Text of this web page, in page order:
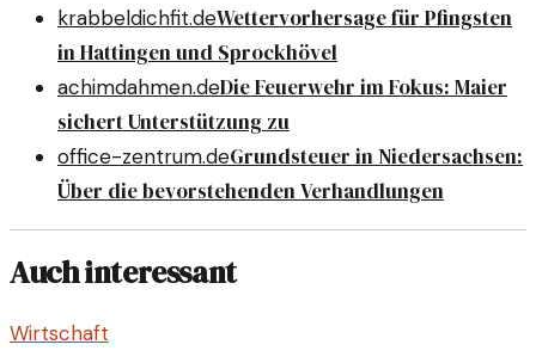
krabbeldichfit.deWettervorhersage für Pfingsten
in Hattingen und Sprockhövel
achimdahmen.deDie Feuerwehr im Fokus: Maier
sichert Unterstützung zu
office-zentrum.deGrundsteuer in Niedersachsen:
Über die bevorstehenden Verhandlungen
Auch interessant
Wirtschaft